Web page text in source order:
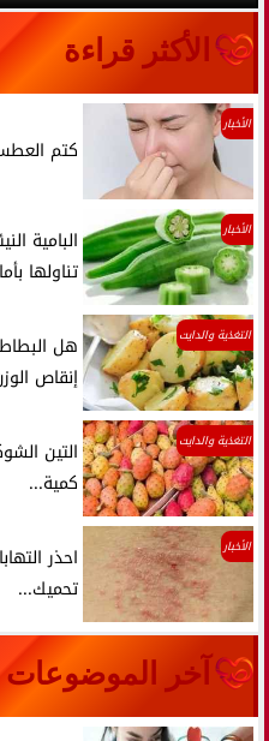
الأكثر قراءة
الأخبار
كتم
الأخبار
البامية
تناولها
التغذية والدايت
هل
إنقاص
التغذية والدايت
كمية...
الأخبار
تحميك...
آخر الموضوعات